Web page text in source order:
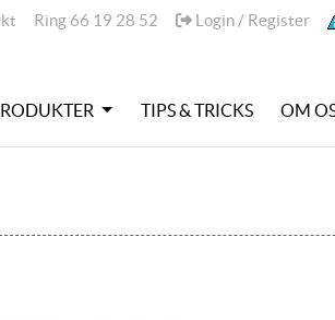
Ring 66 19 28 52 Login / Register
Login / Register
TIPS & TRICKS OM